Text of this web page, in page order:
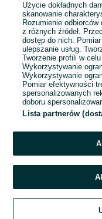
Odpowiednie
06 sierpnia 2026
Użycie dokładnych
skanowanie
Rozumienie
z różnych źródeł.
dostęp do nich.
ulepszanie usług.
Tworzenie profili w
Wykorzystywanie
Wykorzystywanie
Pomiar efektywności
spersonalizowanych
doboru
Lista partnerów